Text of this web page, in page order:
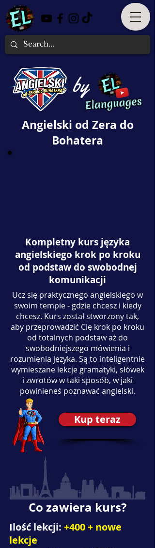
Angielski od Zera do
Bohatera
by
Kompletny kurs języka
angielskiego krok po kroku
od podstaw do swobodnej
komunikacji
Ucz się praktycznego angielskiego w
swoim tempie - gdzie chcesz i kiedy
chcesz. Kurs został stworzony tak,
aby przeprowadzić Cię krok po kroku
od totalnych podstaw aż do
swobodniejszego mówienia i
rozumienia języka. Są to inteligentnie
wymieszane lekcje gramatyki, słówek
i zwrotów w taki sposób, w jaki
powinieneś poznawać angielski.
Kup teraz
Co zawiera kurs?
Ilość lekcji: +400 + nowe
lekcje